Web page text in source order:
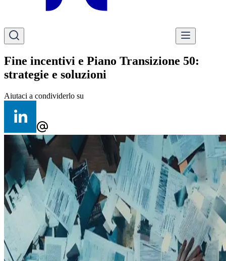
Fine incentivi e Piano Transizione 50:
strategie e soluzioni
Aiutaci a condividerlo su